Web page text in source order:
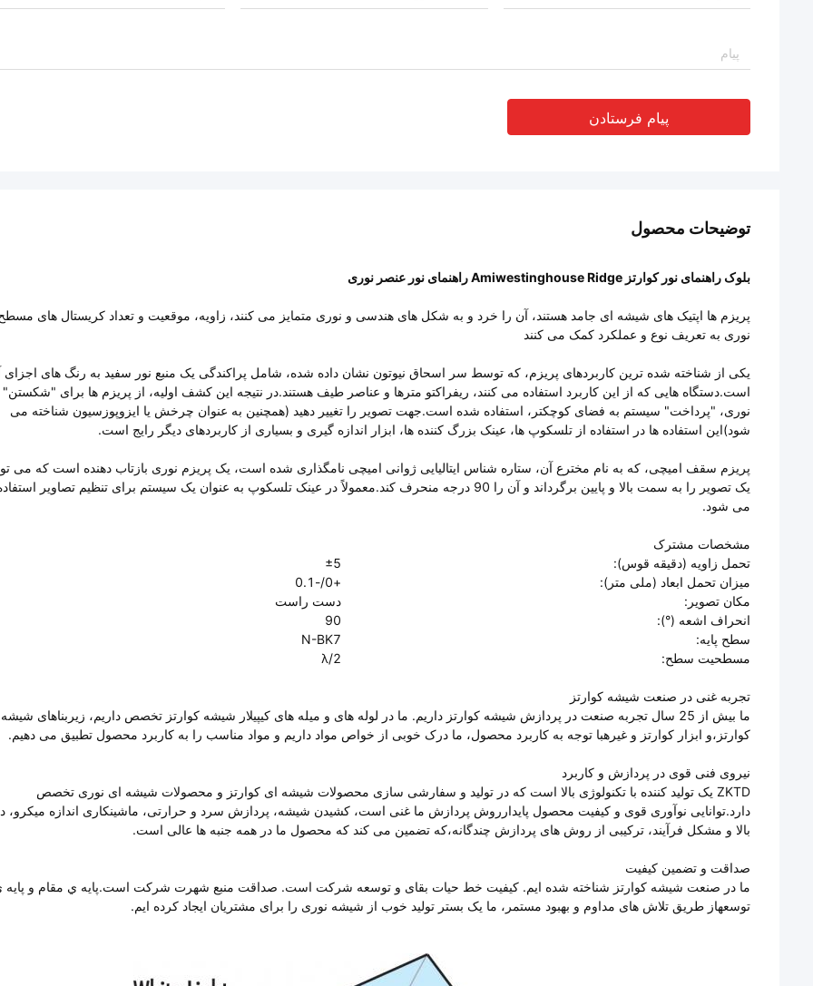
پیام فرستادن
توضیحات محصول
بلوک راهنمای نور کوارتز Amiwestinghouse Ridge راهنمای نور عنصر نوری
پریزم ها اپتیک های شیشه ای جامد هستند، آن را خرد و به شکل های هندسی و نوری متمایز می کنند، زاویه، موقعیت و تعداد کریستال های
نوری به تعریف نوع و عملکرد کمک می کنند
یکی از شناخته شده ترین کاربردهای پریزم، که توسط سر اسحاق نیوتون نشان داده شده، شامل پراکندگی یک منبع نور سفید به رنگ های اجزای
است.دستگاه هایی که از این کاربرد استفاده می کنند، ریفراکتو مترها و عناصر طیف هستند.در نتیجه این کشف اولیه، از پریزم ها برای "شکستن"
نوری، "پرداخت" سیستم به فضای کوچکتر، استفاده شده است.جهت تصویر را تغییر دهید (همچنین به عنوان چرخش یا ایزوپوزسیون شناخته می
شود)این استفاده ها در استفاده از تلسکوپ ها، عینک بزرگ کننده ها، ابزار اندازه گیری و بسیاری از کاربردهای دیگر رایج است.
پریزم سقف امیچی، که به نام مخترع آن، ستاره شناس ایتالیایی ژوانی امیچی نامگذاری شده است، یک پریزم نوری بازتاب دهنده است که می
یک تصویر را به سمت بالا و پایین برگرداند و آن را 90 درجه منحرف کند.معمولاً در عینک تلسکوپ به عنوان یک سیستم برای تنظیم تصاویر
می شود.
مشخصات مشترک
تحمل زاویه (دقیقه قوس):
±5
میزان تحمل ابعاد (ملی متر):
+0/-0.1
مکان تصویر:
دست راست
انحراف اشعه (°):
90
سطح پایه:
N-BK7
مسطحیت سطح:
λ/2
تجربه غنی در صنعت شیشه کوارتز
ما بیش از 25 سال تجربه صنعت در پردازش شیشه کوارتز داریم. ما در لوله های و میله های کیپیلار شیشه کوارتز تخصص داریم، زیربناهای شیشه
کوارتز،و ابزار کوارتز و غیرهبا توجه به کاربرد محصول، ما درک خوبی از خواص مواد داریم و مواد مناسب را به کاربرد محصول تطبیق می دهیم.
نیروی فنی قوی در پردازش و کاربرد
ZKTD یک تولید کننده با تکنولوژی بالا است که در تولید و سفارشی سازی محصولات شیشه ای کوارتز و محصولات شیشه ای نوری تخصص
دارد.توانایی نوآوری قوی و کیفیت محصول پایدارروش پردازش ما غنی است، کشیدن شیشه، پردازش سرد و حرارتی، ماشینکاری اندازه میکرو،
بالا و مشکل فرآیند، ترکیبی از روش های پردازش چندگانه،که تضمین می کند که محصول ما در همه جنبه ها عالی است.
صداقت و تضمین کیفیت
ما در صنعت شیشه کوارتز شناخته شده ایم. کیفیت خط حیات بقای و توسعه شرکت است. صداقت منبع شهرت شرکت است.پايه ي مقام و پايه
توسعهاز طریق تلاش های مداوم و بهبود مستمر، ما یک بستر تولید خوب از شیشه نوری را برای مشتریان ایجاد کرده ایم.